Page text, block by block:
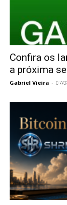
Confira os
a próxima
Gabriel Vieira - 07/